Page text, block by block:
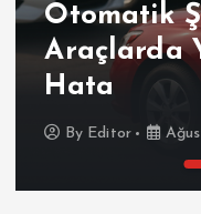
Otomatik
Araçlarda
Hata
By Editor